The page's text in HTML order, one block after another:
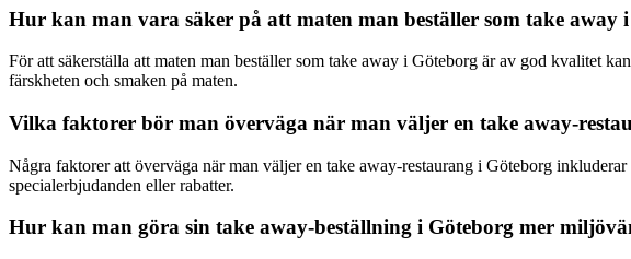
Hur kan man vara säker på att maten man beställer som take away
För att säkerställa att maten man beställer som take away i Göteborg är av god kvalitet
färskheten och smaken på maten.
Vilka faktorer bör man överväga när man väljer en take away-
Några faktorer att överväga när man väljer en take away-restaurang i Göteborg
specialerbjudanden eller rabatter.
Hur kan man göra sin take away-beställning i Göteborg mer